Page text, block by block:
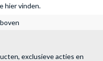
hier vinden.
exclusieve acties en